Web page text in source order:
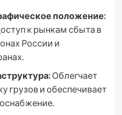
положение:
к рынкам сбыта в
России и
Облегчает
грузов и обеспечивает